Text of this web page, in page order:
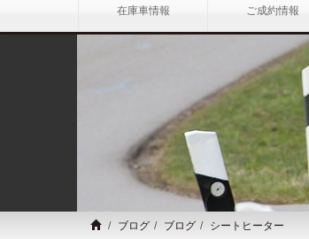
在庫車情報 ご成約情報
ブログ ブログ シートヒーター